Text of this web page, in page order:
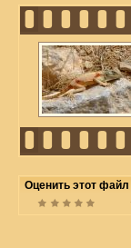
Оценить этот файл